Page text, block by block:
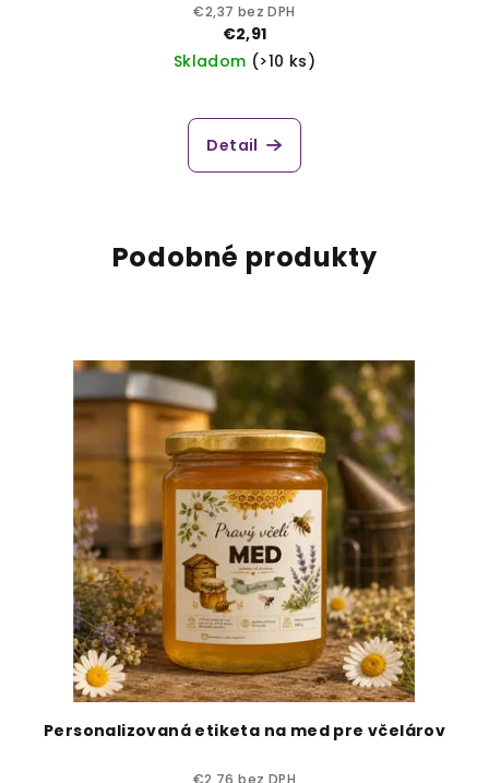
€2,37 bez DPH
€2,91
Skladom (>10 ks)
Detail
Podobné produkty
Personalizovaná etiketa na med pre včelárov
€2,76 bez DPH